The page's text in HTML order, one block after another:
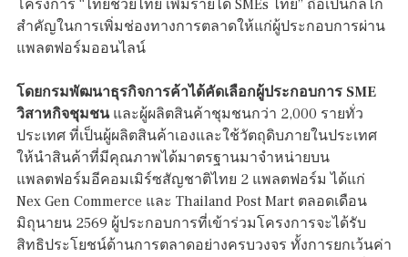
โครงการ “ไทยช่วยไทย เพิ่มรายได้ SMEs ไทย” ถือเป็นกลไก
สำคัญในการเพิ่มช่องทางการตลาดให้แก่ผู้ประกอบการผ่าน
แพลตฟอร์มออนไลน์
โดยกรมพัฒนาธุรกิจการค้าได้คัดเลือกผู้ประกอบการ SME
วิสาหกิจชุมชนและผู้ผลิตสินค้าชุมชนกว่า 2,000 รายทั่ว
ประเทศ ที่เป็นผู้ผลิตสินค้าเองและใช้วัตถุดิบภายในประเทศ
ให้นำสินค้าที่มีคุณภาพได้มาตรฐานมาจำหน่ายบน
แพลตฟอร์มอีคอมเมิร์ซสัญชาติไทย 2 แพลตฟอร์ม ได้แก่
Nex Gen Commerce และ Thailand Post Mart ตลอดเดือน
มิถุนายน 2569 ผู้ประกอบการที่เข้าร่วมโครงการจะได้รับ
สิทธิประโยชน์ด้านการตลาดอย่างครบวงจร ทั้งการยกเว้นค่า